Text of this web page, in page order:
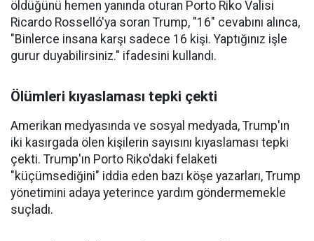
öldüğünü hemen yanında oturan Porto Riko Valisi
Ricardo Rosselló'ya soran Trump, "16" cevabını alınca,
"Binlerce insana karşı sadece 16 kişi. Yaptığınız işle
gurur duyabilirsiniz." ifadesini kullandı.
Ölümleri kıyaslaması tepki çekti
Amerikan medyasında ve sosyal medyada, Trump'ın
iki kasırgada ölen kişilerin sayısını kıyaslaması tepki
çekti. Trump'ın Porto Riko'daki felaketi
"küçümsediğini" iddia eden bazı köşe yazarları, Trump
yönetimini adaya yeterince yardım göndermemekle
suçladı.